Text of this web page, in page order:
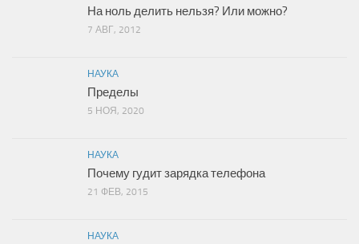
На ноль делить нельзя? Или можно?
7 АВГ, 2012
НАУКА
Пределы
5 НОЯ, 2020
НАУКА
Почему гудит зарядка телефона
21 ФЕВ, 2015
НАУКА